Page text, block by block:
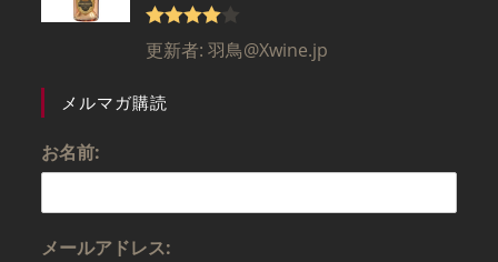
5段階で
更新者: 羽鳥@Xwine.jp
メルマガ購読
お名前:
メールアドレス: